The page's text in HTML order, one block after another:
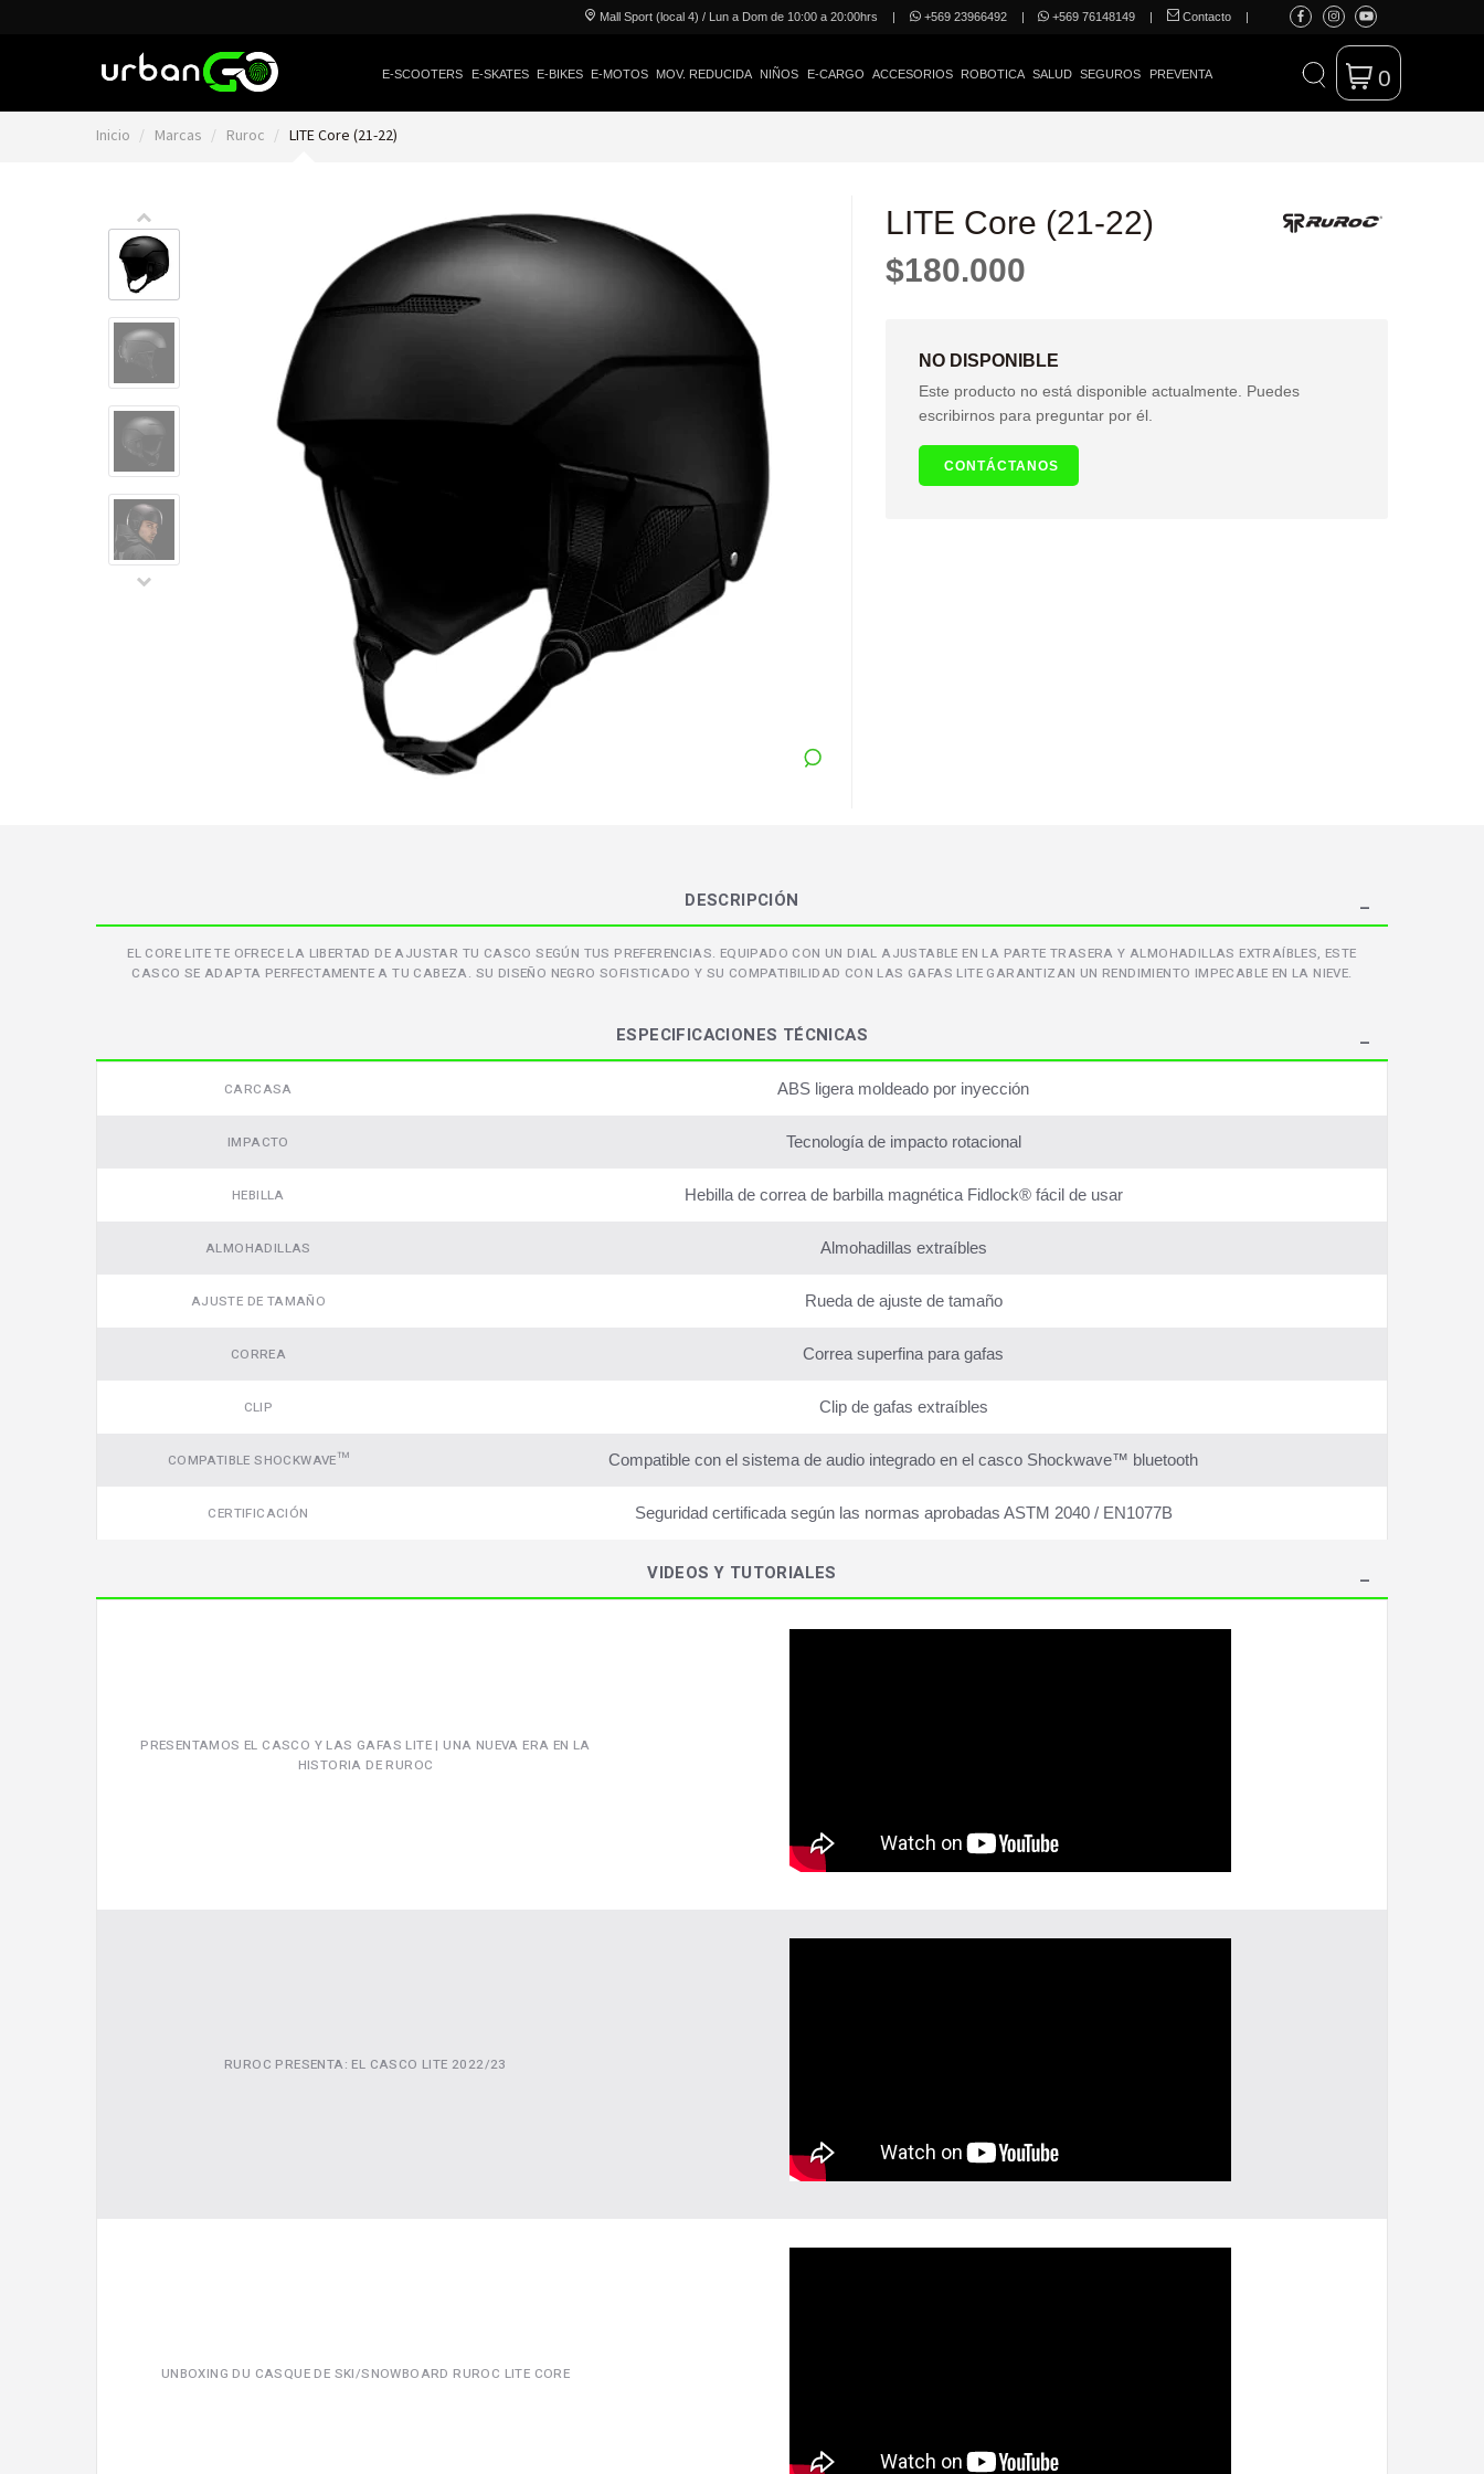
Mall Sport (local 4) / Lun a Dom de 10:00 a 20:00hrs | +569 23966492 | +569 76148149 | Contacto |
E-SCOOTERS E-SKATES E-BIKES E-MOTOS MOV. REDUCIDA NIÑOS E-CARGO ACCESORIOS ROBOTICA SALUD SEGUROS PREVENTA 0
Inicio Marcas Ruroc LITE Core (21-22)
LITE Core (21-22)
$180.000
NO DISPONIBLE
Este producto no está disponible actualmente. Puedes
escribirnos para preguntar por él.
CONTÁCTANOS
DESCRIPCIÓN
EL CORE LITE TE OFRECE LA LIBERTAD DE AJUSTAR TU CASCO SEGÚN TUS PREFERENCIAS. EQUIPADO CON UN DIAL AJUSTABLE EN LA PARTE TRASERA Y ALMOHADILLAS EXTRAÍBLES, ESTE
CASCO SE ADAPTA PERFECTAMENTE A TU CABEZA. SU DISEÑO NEGRO SOFISTICADO Y SU COMPATIBILIDAD CON LAS GAFAS LITE GARANTIZAN UN RENDIMIENTO IMPECABLE EN LA NIEVE.
ESPECIFICACIONES TÉCNICAS
CARCASA ABS ligera moldeado por inyección
IMPACTO Tecnología de impacto rotacional
HEBILLA Hebilla de correa de barbilla magnética Fidlock® fácil de usar
ALMOHADILLAS Almohadillas extraíbles
AJUSTE DE TAMAÑO Rueda de ajuste de tamaño
CORREA Correa superfina para gafas
CLIP Clip de gafas extraíbles
COMPATIBLE SHOCKWAVE™ Compatible con el sistema de audio integrado en el casco Shockwave™ bluetooth
CERTIFICACIÓN Seguridad certificada según las normas aprobadas ASTM 2040 / EN1077B
VIDEOS Y TUTORIALES
PRESENTAMOS EL CASCO Y LAS GAFAS LITE | UNA NUEVA ERA EN LA
HISTORIA DE RUROC
RUROC PRESENTA: EL CASCO LITE 2022/23
UNBOXING DU CASQUE DE SKI/SNOWBOARD RUROC LITE CORE